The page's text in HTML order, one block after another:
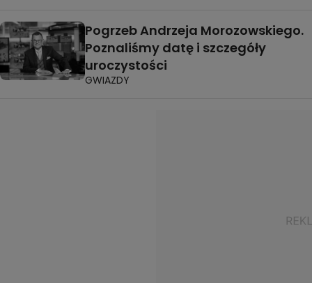
Pogrzeb Andrzeja Morozowskiego.
Poznaliśmy datę i szczegóły
uroczystości
GWIAZDY